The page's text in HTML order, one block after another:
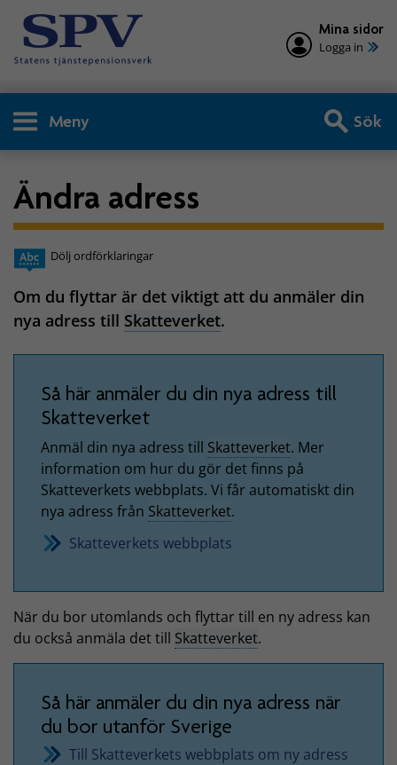
Mina sidor
Logga in
Meny Sök
Ändra adress
Dölj ordförklaringar
Om du flyttar är det viktigt att du anmäler din
nya adress till Skatteverket.
Så här anmäler du din nya adress till
Skatteverket
Anmäl din nya adress till Skatteverket. Mer
information om hur du gör det finns på
Skatteverkets webbplats. Vi får automatiskt din
nya adress från Skatteverket.
Skatteverkets webbplats
När du bor utomlands och flyttar till en ny adress kan
du också anmäla det till Skatteverket.
Så här anmäler du din nya adress när
du bor utanför Sverige
Till Skatteverkets webbplats om ny adress